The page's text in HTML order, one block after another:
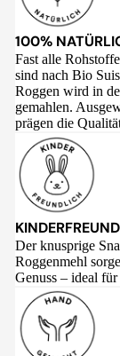
100%
Fast alle
sind nach Bio
Roggen wird in
gemahlen.
prägen die
Der knusprige
Roggenmehl
Genuss – ideal